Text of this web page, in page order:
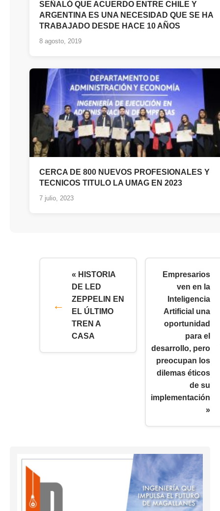
SEÑALÓ QUE ACUERDO ENTRE CHILE Y
ARGENTINA ES UNA NECESIDAD QUE SE HA
TRABAJADO DESDE HACE 10 AÑOS
8 agosto, 2019
CERCA DE 800 NUEVOS PROFESIONALES Y
TECNICOS TITULO LA UMAG EN 2023
7 julio, 2023
« HISTORIA
DE LED
ZEPPELIN EN
EL ÚLTIMO
TREN A
CASA
Empresarios
ven en la
Inteligencia
Artificial una
oportunidad
para el
desarrollo, pero
preocupan los
dilemas éticos
de su
implementación
»